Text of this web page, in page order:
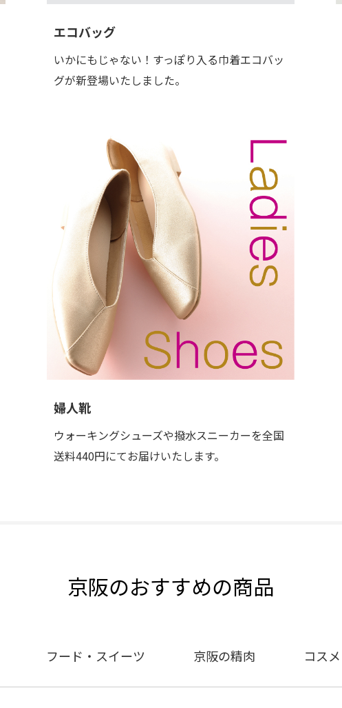
エコバッグ
いかにもじゃない！すっぽり入る巾着エコバッ
グが新登場いたしました。
婦人靴
ウォーキングシューズや撥水スニーカーを全国
送料440円にてお届けいたします。
京阪のおすすめの商品
フード・スイーツ 京阪の精肉 コスメ